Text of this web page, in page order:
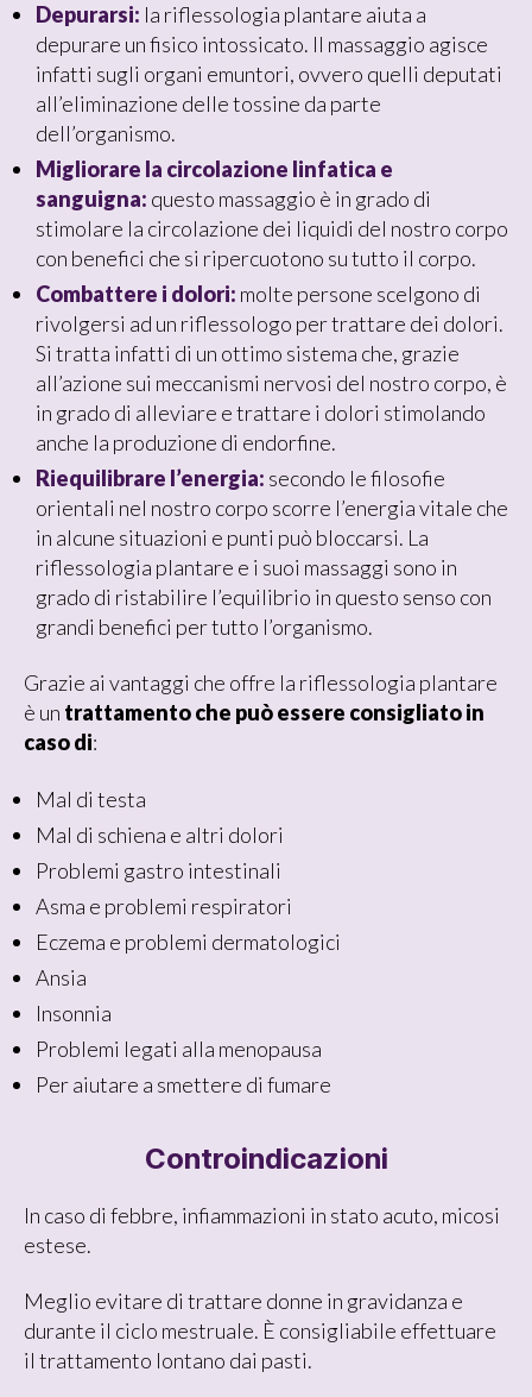
Depurarsi: la riflessologia plantare aiuta a
depurare un fisico intossicato. Il massaggio agisce
infatti sugli organi emuntori, ovvero quelli deputati
all’eliminazione delle tossine da parte
dell’organismo.
Migliorare la circolazione linfatica e
sanguigna: questo massaggio è in grado di
stimolare la circolazione dei liquidi del nostro corpo
con benefici che si ripercuotono su tutto il corpo.
Combattere i dolori: molte persone scelgono di
rivolgersi ad un riflessologo per trattare dei dolori.
Si tratta infatti di un ottimo sistema che, grazie
all’azione sui meccanismi nervosi del nostro corpo, è
in grado di alleviare e trattare i dolori stimolando
anche la produzione di endorfine.
Riequilibrare l’energia: secondo le filosofie
orientali nel nostro corpo scorre l’energia vitale che
in alcune situazioni e punti può bloccarsi. La
riflessologia plantare e i suoi massaggi sono in
grado di ristabilire l’equilibrio in questo senso con
grandi benefici per tutto l’organismo.
Grazie ai vantaggi che offre la riflessologia plantare
è un trattamento che può essere consigliato in
caso di:
Mal di testa
Mal di schiena e altri dolori
Problemi gastro intestinali
Asma e problemi respiratori
Eczema e problemi dermatologici
Ansia
Insonnia
Problemi legati alla menopausa
Per aiutare a smettere di fumare
Controindicazioni
In caso di febbre, infiammazioni in stato acuto, micosi
estese.
Meglio evitare di trattare donne in gravidanza e
durante il ciclo mestruale. È consigliabile effettuare
il trattamento lontano dai pasti.